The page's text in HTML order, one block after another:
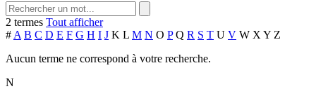
2 termes Tout afficher
# A B C D E F G H I J K L M N O P Q R S T U V W X Y Z
Aucun terme ne correspond à votre recherche.
N